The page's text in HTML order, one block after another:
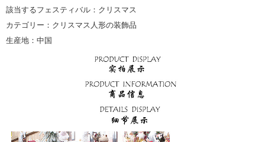
該当するフェスティバル：クリスマス
カテゴリー：クリスマス人形の装飾品
生産地：中国